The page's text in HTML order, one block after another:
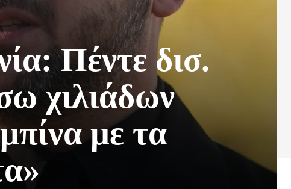
Πέντε δισ.
χιλιάδων
με τα